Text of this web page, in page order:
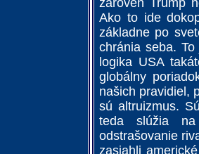
zároveň Trump
Ako to ide
základne po
chránia seba.
logika USA
globálny
našich pravidiel,
sú altruizmus.
teda slúžia na
odstrašovanie
zasiahli